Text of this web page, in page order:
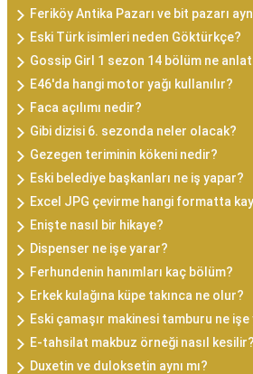
Feriköy Antika Pazarı ve bit pazarı
Eski Türk isimleri neden Göktürkçe?
Gossip Girl 1 sezon 14 bölüm ne
E46'da hangi motor yağı kullanılır?
Faca açılımı nedir?
Gibi dizisi 6. sezonda neler olacak?
Gezegen teriminin kökeni nedir?
Eski belediye başkanları ne iş yapar?
Excel JPG çevirme hangi formatta
Enişte nasıl bir hikaye?
Dispenser ne işe yarar?
Ferhundenin hanımları kaç bölüm?
Erkek kulağına küpe takınca ne olur?
Eski çamaşır makinesi tamburu ne
E-tahsilat makbuz örneği nasıl kesilir?
Duxetin ve duloksetin aynı mı?